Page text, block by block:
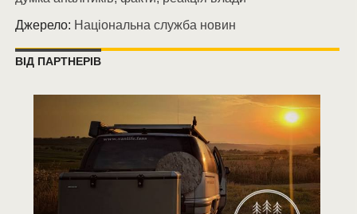
Джерело: Національна служба новин
ВІД ПАРТНЕРІВ